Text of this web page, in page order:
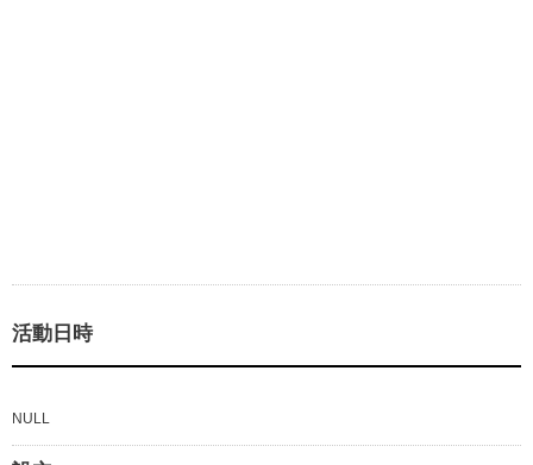
活動日時
NULL